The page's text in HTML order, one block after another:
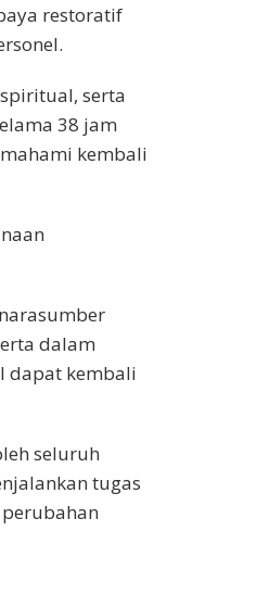
restoratif
serta
38 jam
kembali
dalam
dapat kembali
seluruh
tugas